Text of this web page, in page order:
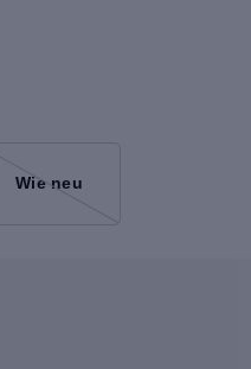
Wie neu